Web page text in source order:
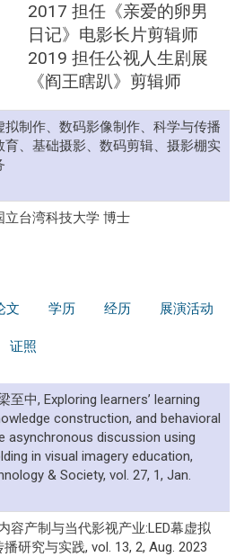
2017 担任《亲爱的卵男
日记》电影长片剪辑师
2019 担任公视人生剧展
《阎王瞎趴》剪辑师
拟制作、数码影像制作、科学与传播
育、基础摄影、数码剪辑、摄影棚实
立台湾科技大学 博士
文 学历 经历 展演活动
证照
至中, Exploring learners’ learning
construction, and behavioral
asynchronous discussion using
in visual imagery education,
& Society, vol. 27, 1, Jan.
容产制与当代影视产业:LED幕虚拟
研究与实践, vol. 13, 2, Aug. 2023